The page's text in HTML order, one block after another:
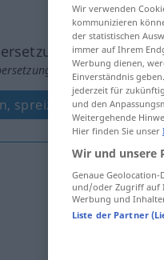
anklicken/antippen)
spreizen
Wir verwenden
kommunizieren
der statistischen
immer auf Ihrem
Werbung dienen,
Einverständnis
jederzeit für
und den
Weitergehende
Hier finden Sie unser
Wir und unsere
Genaue
und/oder Zugriff auf
Werbung und
Liste der Partner